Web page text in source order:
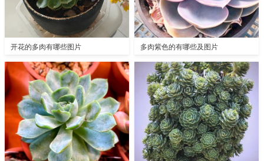
开花的多肉有哪些图片 多肉紫色的有哪些及图片